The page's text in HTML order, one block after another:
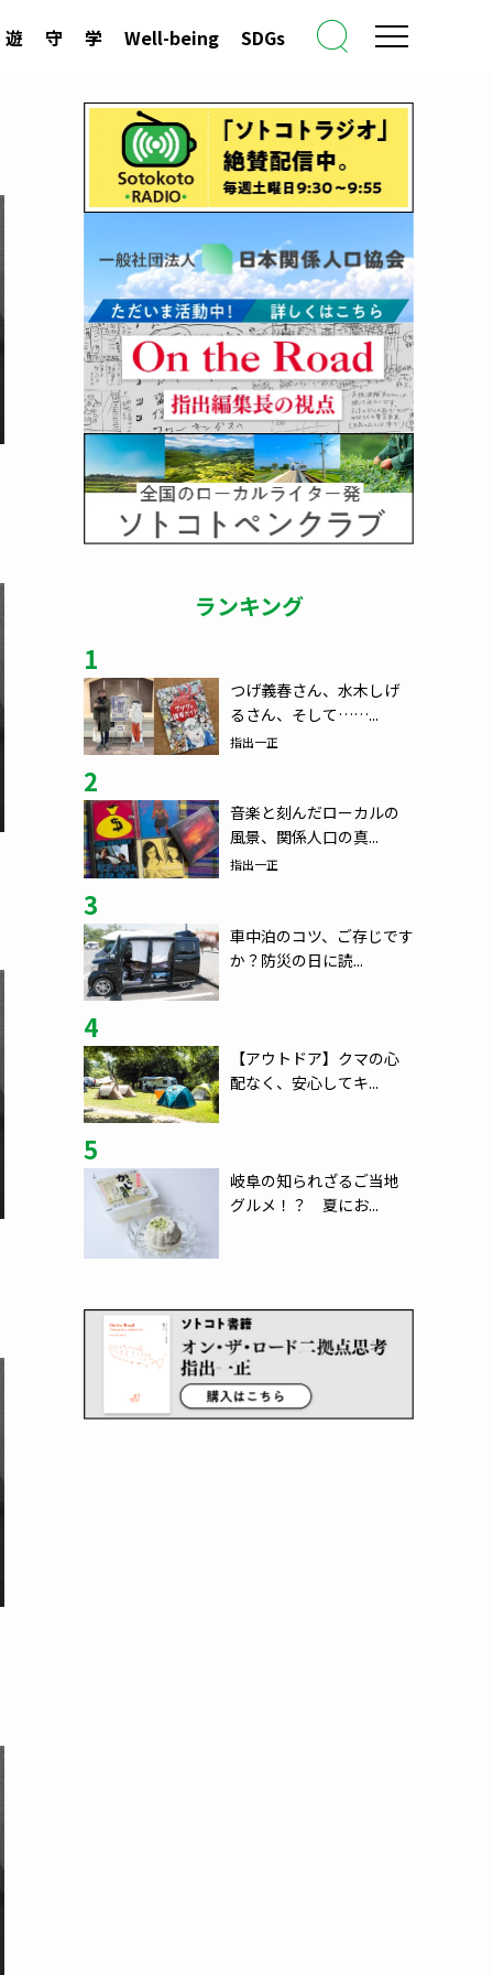
遊 守 学 Well-being SDGs
ランキング
1
つげ義春さん、水木しげ
るさん、そして……...
指出一正
2
音楽と刻んだローカルの
風景、関係人口の真...
指出一正
3
車中泊のコツ、ご存じです
か？防災の日に読...
4
【アウトドア】クマの心
配なく、安心してキ...
5
岐阜の知られざるご当地
グルメ！？ 夏にお...